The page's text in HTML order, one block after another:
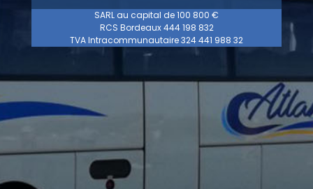
SARL au capital de 100 800 €
RCS Bordeaux 444 198 832
TVA Intracommunautaire 324 441 988 32